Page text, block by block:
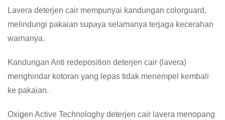
Lavera deterjen cair mempunyai kandungan colorguard,
melindungi pakaian supaya selamanya terjaga kecerahan
warnanya.
Kandungan Anti redeposition deterjen cair (lavera)
menghindar kotoran yang lepas tidak menempel kembali
ke pakaian.
Oxigen Active Technologhy deterjen cair lavera menopang